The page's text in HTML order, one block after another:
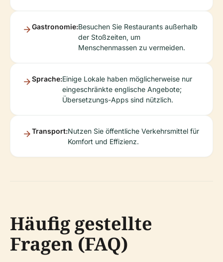
Gastronomie:Besuchen Sie Restaurants außerhalb
der Stoßzeiten, um
Menschenmassen zu vermeiden.
Sprache:Einige Lokale haben möglicherweise nur
eingeschränkte englische Angebote;
Übersetzungs-Apps sind nützlich.
Transport:Nutzen Sie öffentliche Verkehrsmittel für
Komfort und Effizienz.
Häufig gestellte
Fragen (FAQ)